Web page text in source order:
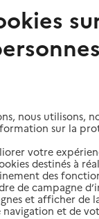
(aide)
des
aux favoris
nous utilisons,
sur la
votre
destinés à
des
de campagne
et afficher de
et de